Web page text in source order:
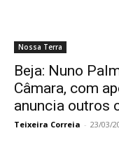
Nossa Terra
Beja: Nuno
Câmara, com
anuncia outros
Teixeira Correia - 23/03/